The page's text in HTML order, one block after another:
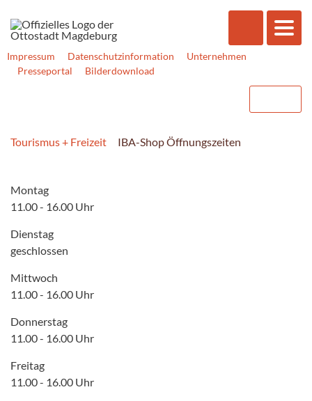
Impressum Datenschutzinformation
Unternehmen
Presseportal
Bilderdownload
Tourismus + Freizeit IBA-Shop Öffnungszeiten
Montag
11.00 - 16.00 Uhr
Dienstag
geschlossen
Mittwoch
11.00 - 16.00 Uhr
Donnerstag
11.00 - 16.00 Uhr
Freitag
11.00 - 16.00 Uhr